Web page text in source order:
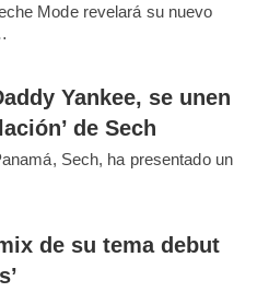
Mode revelará su nuevo
Yankee, se unen
de Sech
Sech, ha presentado un
de su tema debut